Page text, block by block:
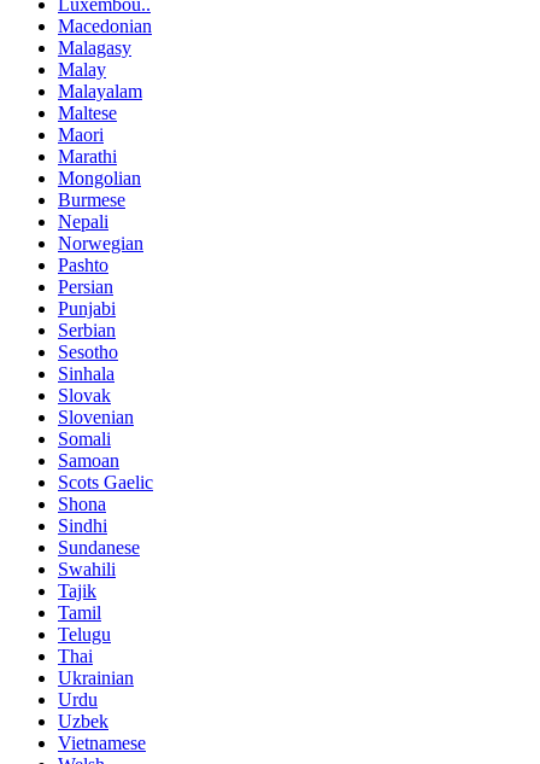
Macedonian
Malagasy
Malay
Malayalam
Maltese
Maori
Marathi
Mongolian
Burmese
Nepali
Norwegian
Pashto
Persian
Punjabi
Serbian
Sesotho
Sinhala
Slovak
Slovenian
Somali
Samoan
Scots Gaelic
Shona
Sindhi
Sundanese
Swahili
Tajik
Tamil
Telugu
Thai
Ukrainian
Urdu
Uzbek
Vietnamese